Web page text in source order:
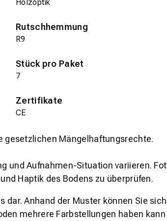
Holzoptik
Rutschhemmung
R9
Stück pro Paket
7
Zertifikate
CE
gesetzlichen Mängelhaftungsrechte.
und Aufnahmen-Situation variieren.
Haptik des Bodens zu überprüfen.
dar. Anhand der Muster können Sie
mehrere Farbstellungen haben